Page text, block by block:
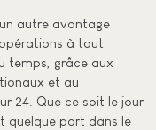
autre avantage
à tout
temps, grâce aux
et au
24. Que ce soit le jour
quelque part dans le